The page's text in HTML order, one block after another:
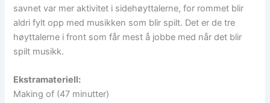
savnet var mer aktivitet i sidehøyttalerne, for rommet blir
aldri fylt opp med musikken som blir spilt. Det er de tre
høyttalerne i front som får mest å jobbe med når det blir
spilt musikk.
Ekstramateriell:
Making of (47 minutter)